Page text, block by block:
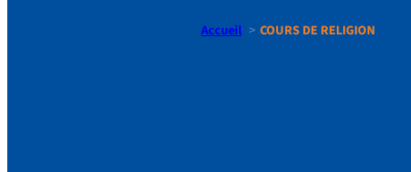
Accueil COURS DE RELIGION